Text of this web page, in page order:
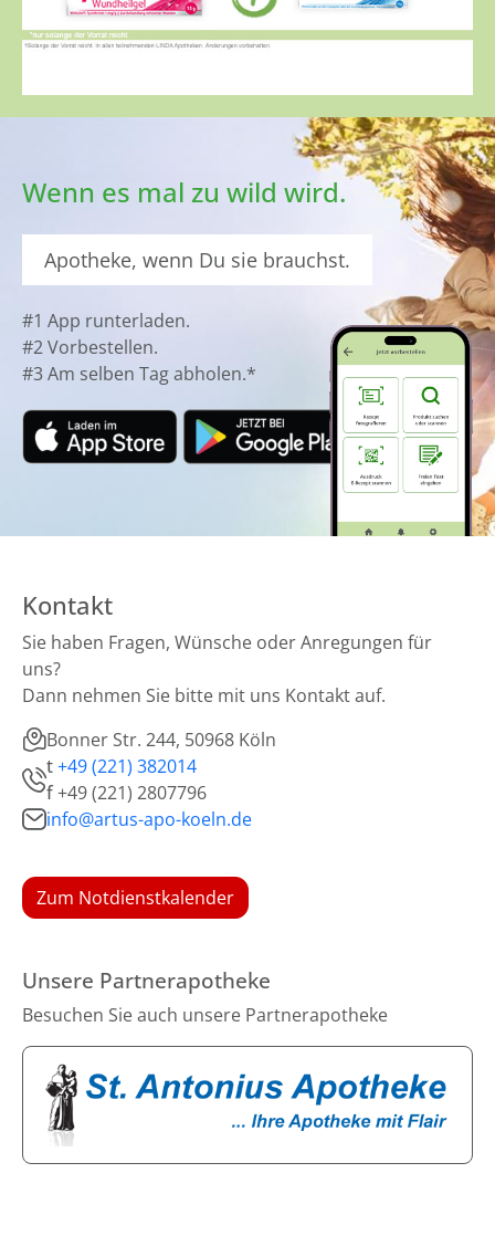
Wenn es mal zu wild wird.
Apotheke, wenn Du sie brauchst.
#1 App runterladen.
#2 Vorbestellen.
#3 Am selben Tag abholen.*
Kontakt
Sie haben Fragen, Wünsche oder Anregungen für
uns?
Dann nehmen Sie bitte mit uns Kontakt auf.
Bonner Str. 244, 50968 Köln
t+49 (221) 382014
f+49 (221) 2807796
info@artus-apo-koeln.de
Zum Notdienstkalender
Unsere Partnerapotheke
Besuchen Sie auch unsere Partnerapotheke